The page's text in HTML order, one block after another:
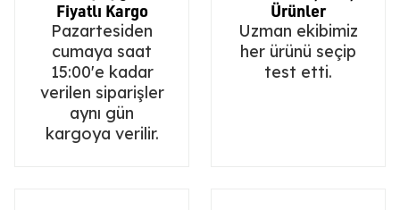
Fiyatlı Kargo
Pazartesiden
cumaya saat
15:00'e kadar
verilen siparişler
aynı gün
kargoya verilir.
Ürünler
Uzman ekibimiz
her ürünü seçip
test etti.